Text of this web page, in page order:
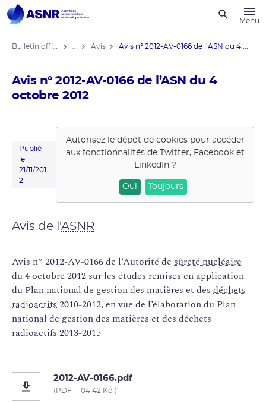
Menu
Avis Avis n° 2012-AV-0166 de l’ASN du 4 ...
Avis n° 2012-AV-0166 de l’ASN du 4
octobre 2012
Publié
le
21/11/201
2
Autorisez le dépôt de cookies pour accéder
aux fonctionnalités de Twitter, Facebook et
LinkedIn?
Oui Toujours
Avis de l'ASNR
Avis n° 2012-AV-0166 de l’Autorité de sûreté nucléaire
du 4 octobre 2012 sur les études remises en application
du Plan national de gestion des matières et des déchets
radioactifs2010-2012, en vue de l’élaboration du Plan
national de gestion des matières et des déchets
radioactifs 2013-2015
2012-AV-0166.pdf
(PDF - 104.42 Ko )